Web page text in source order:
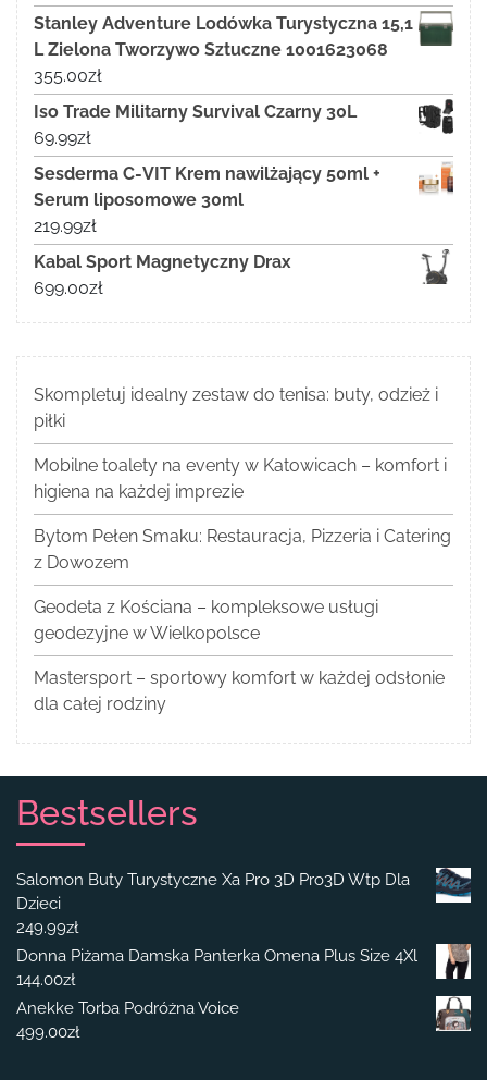
Stanley Adventure Lodówka Turystyczna 15,1
L Zielona Tworzywo Sztuczne 1001623068
355.00zł
Iso Trade Militarny Survival Czarny 30L
69.99zł
Sesderma C-VIT Krem nawilżający 50ml +
Serum liposomowe 30ml
219.99zł
Kabal Sport Magnetyczny Drax
699.00zł
Skompletuj idealny zestaw do tenisa: buty, odzież i
piłki
Mobilne toalety na eventy w Katowicach – komfort i
higiena na każdej imprezie
Bytom Pełen Smaku: Restauracja, Pizzeria i Catering
z Dowozem
Geodeta z Kościana – kompleksowe usługi
geodezyjne w Wielkopolsce
Mastersport – sportowy komfort w każdej odsłonie
dla całej rodziny
Bestsellers
Salomon Buty Turystyczne Xa Pro 3D Pro3D Wtp Dla
Dzieci
249.99zł
Donna Piżama Damska Panterka Omena Plus Size 4Xl
144.00zł
Anekke Torba Podróżna Voice
499.00zł